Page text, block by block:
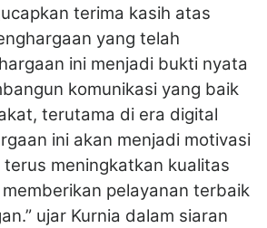
terima kasih atas
yang telah
ini menjadi bukti nyata
komunikasi yang baik
terutama di era digital
ini akan menjadi motivasi
meningkatkan kualitas
pelayanan terbaik
ujar Kurnia dalam siaran